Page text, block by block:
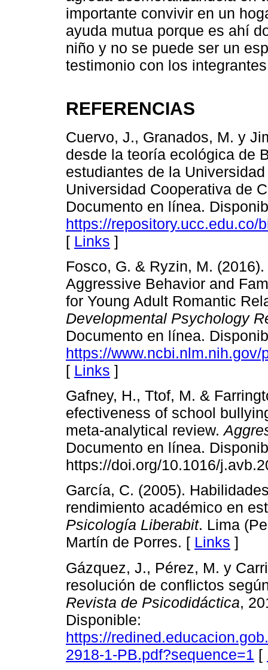
importante convivir en un
ayuda mutua porque es ahí
niño y no se puede ser un
testimonio con los
REFERENCIAS
Cuervo, J., Granados, M. y
desde la teoría ecológica de
estudiantes de la
Universidad Cooperativa de
Documento en línea.
https://repository.ucc.edu.co/
[ Links ]
Fosco, G. & Ryzin, M.
Aggressive Behavior and
for Young Adult Romantic
Developmental Psychology
Documento en línea.
https://
[ Links ]
Gafney, H., Ttof, M. &
efectiveness of school
meta-analytical review.
Documento en línea.
https://doi.org/10.1016/
García, C. (2005).
rendimiento académico en
Psicología Liberabit. Lima
Martín de Porres. [ Links ]
Gázquez, J., Pérez, M. y
resolución de conflictos
Revista de Psicodidáctica,
Disponible:
https://
2918-1-PB.pdf?sequence=1 [